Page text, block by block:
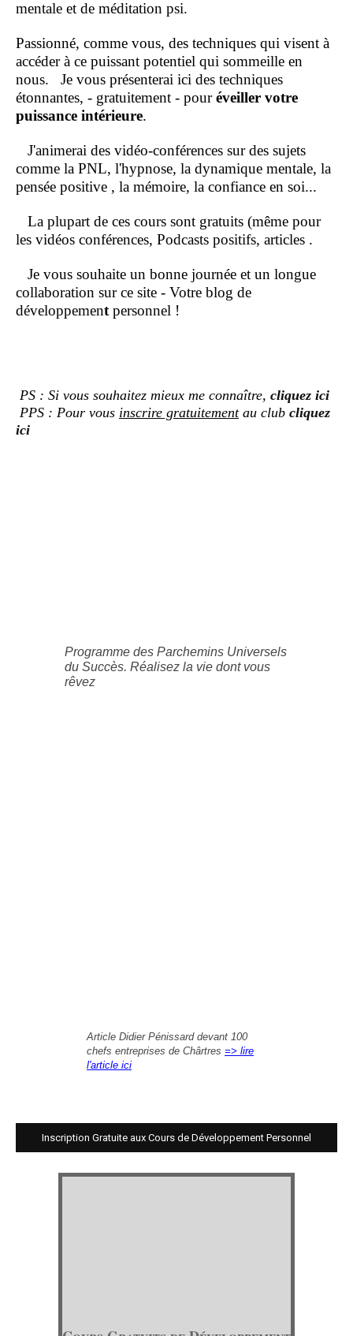
mentale et de méditation psi.
Passionné, comme vous, des techniques qui visent à
accéder à ce puissant potentiel qui sommeille en
nous. Je vous présenterai ici des techniques
étonnantes, - gratuitement - pouréveiller votre
puissance intérieure.
J'animerai des vidéo-conférences sur des sujets
comme la PNL, l'hypnose, la dynamique mentale, la
pensée positive , la mémoire, la confiance en soi...
La plupart de ces cours sont gratuits (même pour
les vidéos conférences, Podcasts positifs, articles .
Je vous souhaite un bonne journée et un longue
collaboration sur ce site - Votre blog de
développement personnel !
PS : Si vous souhaitez mieux me connaître, cliquez ici
PPS : Pour vous inscrire gratuitementau club cliquez
ici
Programme des Parchemins Universels
du Succès. Réalisez la vie dont vous
rêvez
Article Didier Pénissard devant 100
chefs entreprises de Chârtres => lire
l'article ici
Inscription Gratuite aux Cours de Développement Personnel